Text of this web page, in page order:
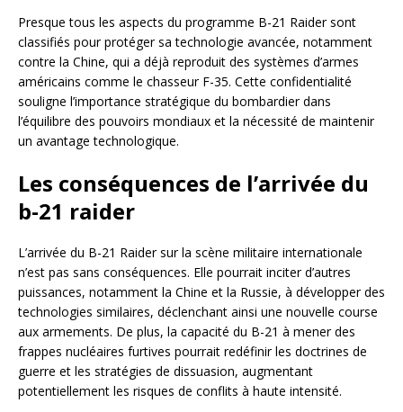
Presque tous les aspects du programme B-21 Raider sont
classifiés pour protéger sa technologie avancée, notamment
contre la Chine, qui a déjà reproduit des systèmes d’armes
américains comme le chasseur F-35. Cette confidentialité
souligne l’importance stratégique du bombardier dans
l’équilibre des pouvoirs mondiaux et la nécessité de maintenir
un avantage technologique.
Les conséquences de l’arrivée du
b-21 raider
L’arrivée du B-21 Raider sur la scène militaire internationale
n’est pas sans conséquences. Elle pourrait inciter d’autres
puissances, notamment la Chine et la Russie, à développer des
technologies similaires, déclenchant ainsi une nouvelle course
aux armements. De plus, la capacité du B-21 à mener des
frappes nucléaires furtives pourrait redéfinir les doctrines de
guerre et les stratégies de dissuasion, augmentant
potentiellement les risques de conflits à haute intensité.